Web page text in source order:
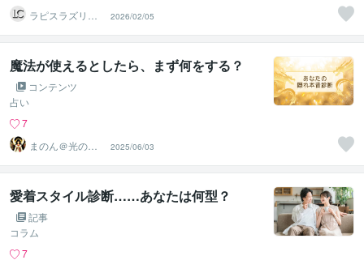
ラピスラズリク
リエイト
2026/02/05
魔法が使えるとしたら、まず何をする？
コンテンツ
占い
7
まのん＠光の占
い師
2025/06/03
愛着スタイル診断……あなたは何型？
記事
コラム
7